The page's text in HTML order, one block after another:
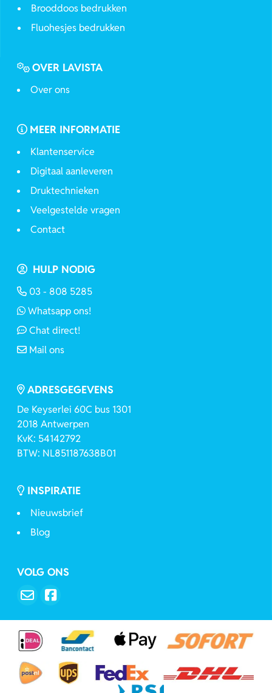
Brooddoos bedrukken
Fluohesjes bedrukken
OVER LAVISTA
Over ons
MEER INFORMATIE
Klantenservice
Digitaal aanleveren
Druktechnieken
Veelgestelde vragen
Contact
HULP NODIG
03 - 808 5285
Whatsapp ons!
Chat direct!
Mail ons
ADRESGEGEVENS
De Keyserlei 60C bus 1301
2018 Antwerpen
KvK: 54142792
BTW: NL851187638B01
INSPIRATIE
Nieuwsbrief
Blog
VOLG ONS